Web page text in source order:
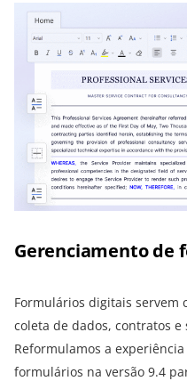
Gerenciamento de
Formulários digitais servem
coleta de dados, contratos
Reformulamos a
formulários na versão 9.4